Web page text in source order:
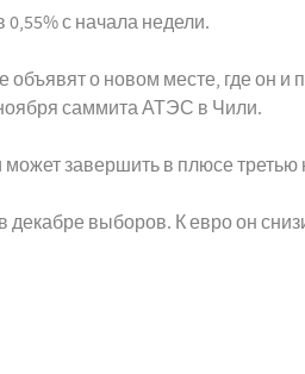
с начала недели.
о новом месте, где он
саммита АТЭС в Чили.
завершить в плюсе
выборов. К евро он